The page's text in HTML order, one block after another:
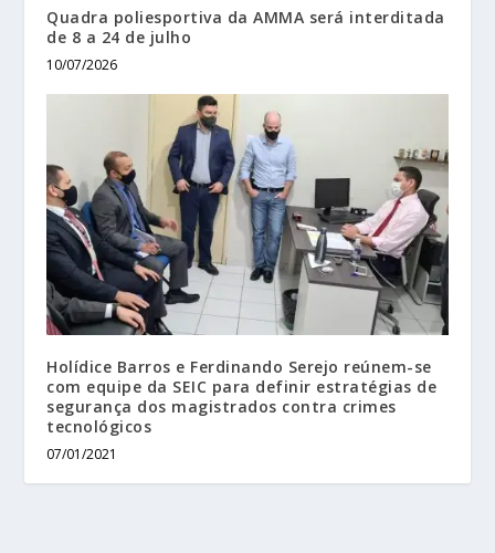
Quadra poliesportiva da AMMA será interditada
de 8 a 24 de julho
10/07/2026
Holídice Barros e Ferdinando Serejo reúnem-se
com equipe da SEIC para definir estratégias de
segurança dos magistrados contra crimes
tecnológicos
07/01/2021